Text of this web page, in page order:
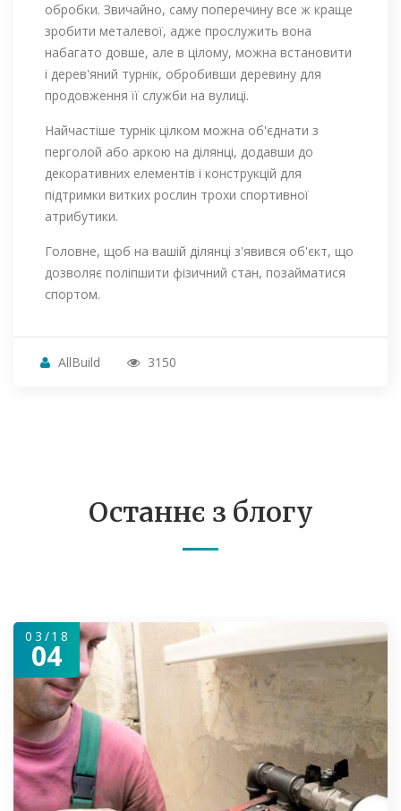
обробки. Звичайно, саму поперечину все ж краще
зробити металевої, адже прослужить вона
набагато довше, але в цілому, можна встановити
і дерев'яний турнік, обробивши деревину для
продовження її служби на вулиці.
Найчастіше турнік цілком можна об'єднати з
перголой або аркою на ділянці, додавши до
декоративних елементів і конструкцій для
підтримки витких рослин трохи спортивної
атрибутики.
Головне, щоб на вашій ділянці з'явився об'єкт, що
дозволяє поліпшити фізичний стан, позайматися
спортом.
AllBuild 3150
Останнє з блогу
03/18
04